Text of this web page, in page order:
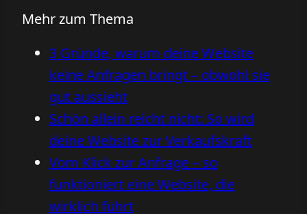
Mehr zum Thema
3 Gründe, warum deine Website
keine Anfragen bringt – obwohl sie
gut aussieht
Schön allein reicht nicht: So wird
deine Website zur Verkaufskraft
Vom Klick zur Anfrage – so
funktioniert eine Website, die
wirklich führt